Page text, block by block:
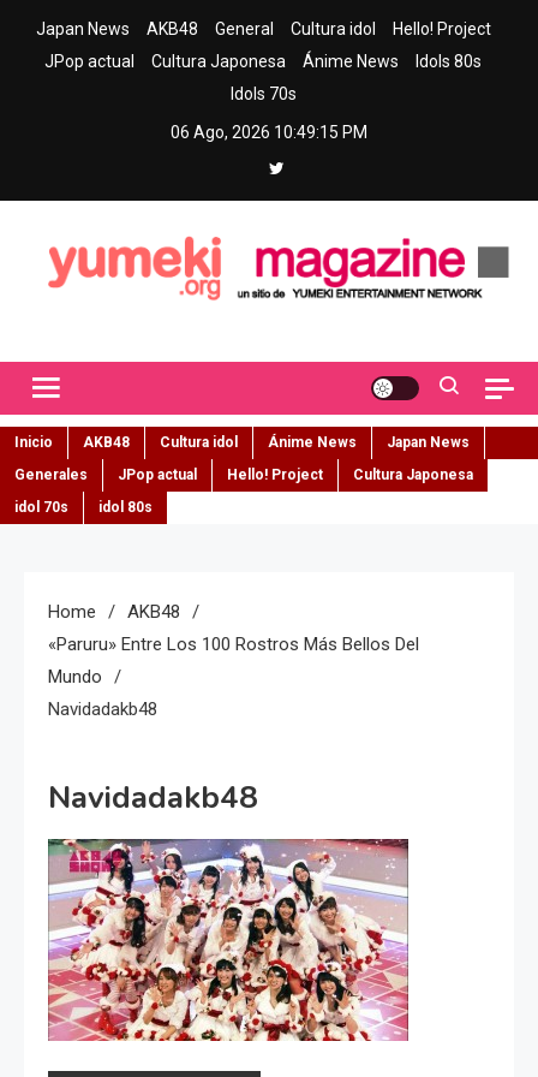
Japan News AKB48 General Cultura idol
Hello! Project
JPop actual
Cultura Japonesa Ánime News
Idols 80s
Idols 70s
06 Ago, 2026 10:49:16 PM
Inicio AKB48 Cultura idol Ánime News
Japan News
Generales
JPop actual Hello! Project
Cultura Japonesa
idol 70s
idol 80s
Home
AKB48
«Paruru» Entre Los 100 Rostros Más Bellos Del
Mundo
Navidadakb48
Navidadakb48